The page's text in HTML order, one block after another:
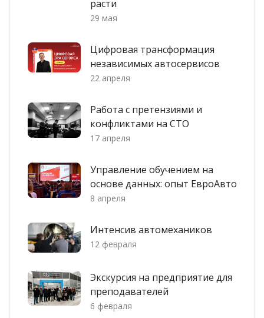
расти
29 мая
Цифровая трансформация
независимых автосервисов
22 апреля
Работа с претензиями и
конфликтами на СТО
17 апреля
Управление обучением на
основе данных: опыт ЕвроАвто
8 апреля
Интенсив автомехаников
12 февраля
Экскурсия на предприятие для
преподавателей
6 февраля